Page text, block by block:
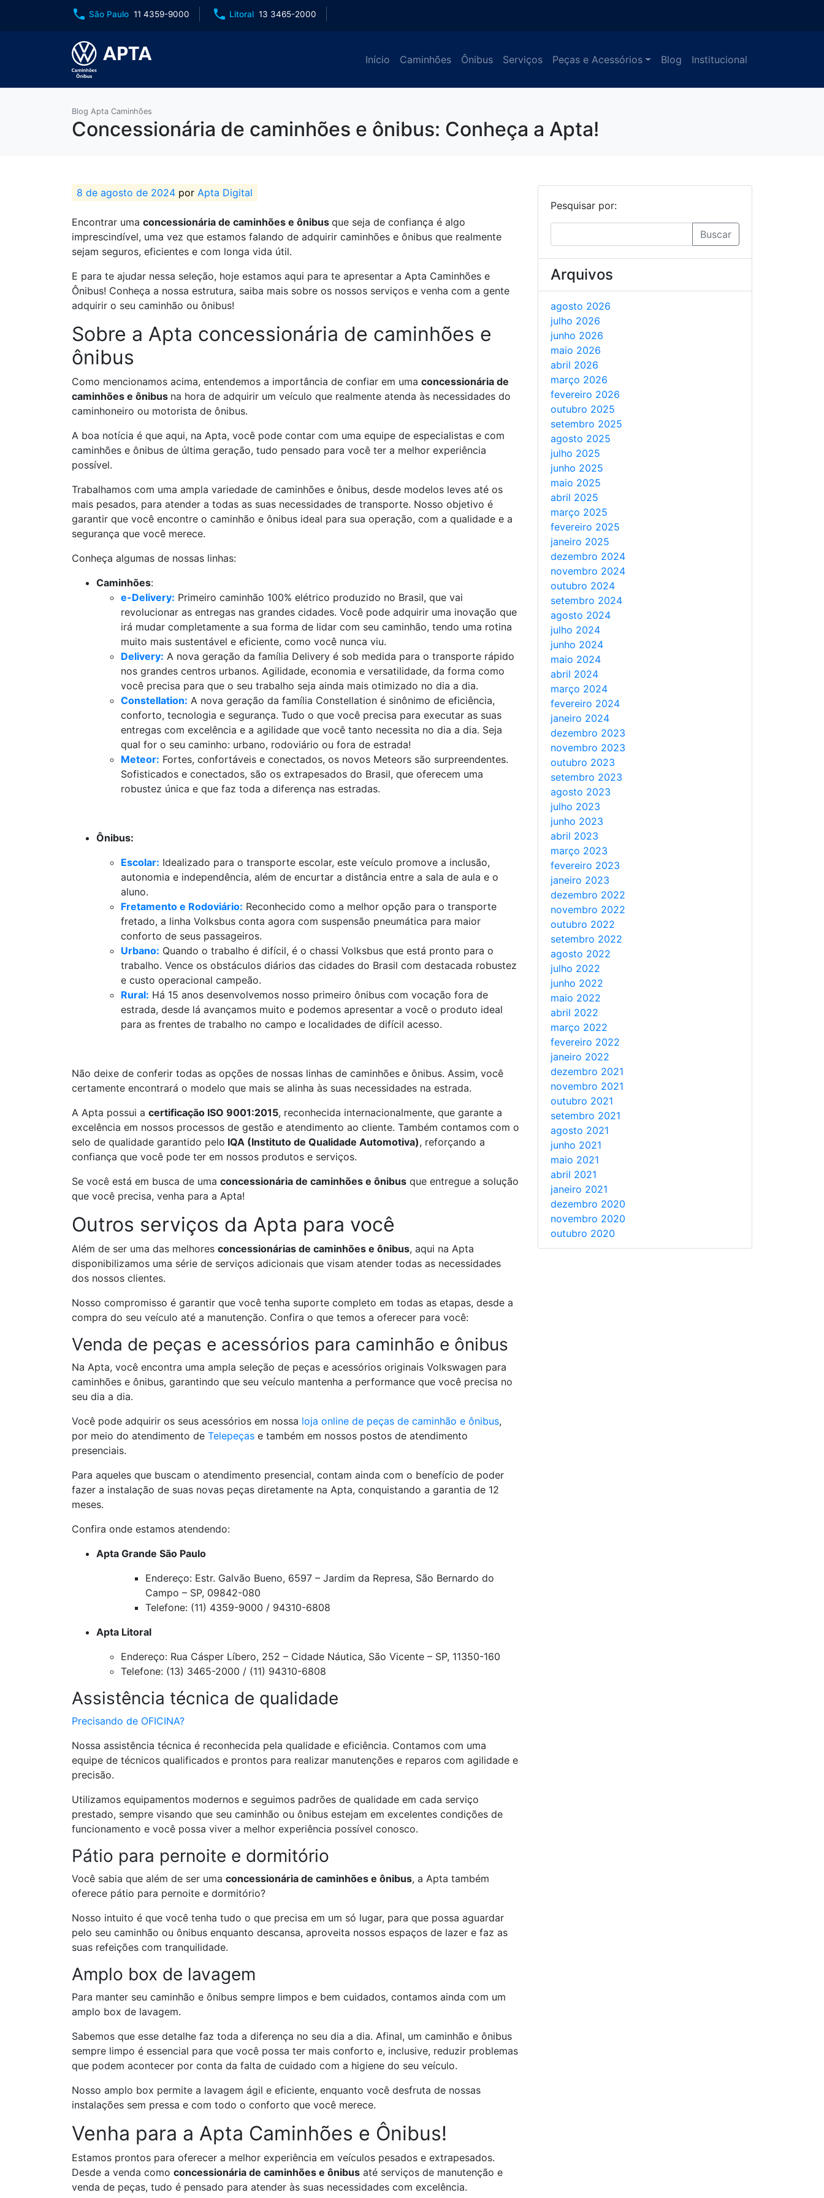
phone São Paulo 11 4359-9000 phone Litoral 13 3465-2000
Início Caminhões Ônibus Serviços Peças e Acessórios Blog Institucional
Blog Apta Caminhões
Concessionária de caminhões e ônibus: Conheça a Apta!
8 de agosto de 2024 por Apta Digital
Encontrar uma concessionária de caminhões e ônibus que seja de confiança é algo
imprescindível, uma vez que estamos falando de adquirir caminhões e ônibus que realmente
sejam seguros, eficientes e com longa vida útil.
E para te ajudar nessa seleção, hoje estamos aqui para te apresentar a Apta Caminhões e
Ônibus! Conheça a nossa estrutura, saiba mais sobre os nossos serviços e venha com a gente
adquirir o seu caminhão ou ônibus!
Sobre a Apta concessionária de caminhões e
ônibus
Como mencionamos acima, entendemos a importância de confiar em uma concessionária de
caminhões e ônibus na hora de adquirir um veículo que realmente atenda às necessidades do
caminhoneiro ou motorista de ônibus.
A boa notícia é que aqui, na Apta, você pode contar com uma equipe de especialistas e com
caminhões e ônibus de última geração, tudo pensado para você ter a melhor experiência
possível.
Trabalhamos com uma ampla variedade de caminhões e ônibus, desde modelos leves até os
mais pesados, para atender a todas as suas necessidades de transporte. Nosso objetivo é
garantir que você encontre o caminhão e ônibus ideal para sua operação, com a qualidade e a
segurança que você merece.
Conheça algumas de nossas linhas:
Caminhões:
e-Delivery: Primeiro caminhão 100% elétrico produzido no Brasil, que vai
revolucionar as entregas nas grandes cidades. Você pode adquirir uma inovação que
irá mudar completamente a sua forma de lidar com seu caminhão, tendo uma rotina
muito mais sustentável e eficiente, como você nunca viu.
Delivery: A nova geração da família Delivery é sob medida para o transporte rápido
nos grandes centros urbanos. Agilidade, economia e versatilidade, da forma como
você precisa para que o seu trabalho seja ainda mais otimizado no dia a dia.
Constellation: A nova geração da família Constellation é sinônimo de eficiência,
conforto, tecnologia e segurança. Tudo o que você precisa para executar as suas
entregas com excelência e a agilidade que você tanto necessita no dia a dia. Seja
qual for o seu caminho: urbano, rodoviário ou fora de estrada!
Meteor: Fortes, confortáveis e conectados, os novos Meteors são surpreendentes.
Sofisticados e conectados, são os extrapesados do Brasil, que oferecem uma
robustez única e que faz toda a diferença nas estradas.
Ônibus:
Escolar: Idealizado para o transporte escolar, este veículo promove a inclusão,
autonomia e independência, além de encurtar a distância entre a sala de aula e o
aluno.
Fretamento e Rodoviário: Reconhecido como a melhor opção para o transporte
fretado, a linha Volksbus conta agora com suspensão pneumática para maior
conforto de seus passageiros.
Urbano: Quando o trabalho é difícil, é o chassi Volksbus que está pronto para o
trabalho. Vence os obstáculos diários das cidades do Brasil com destacada robustez
e custo operacional campeão.
Rural: Há 15 anos desenvolvemos nosso primeiro ônibus com vocação fora de
estrada, desde lá avançamos muito e podemos apresentar a você o produto ideal
para as frentes de trabalho no campo e localidades de difícil acesso.
Não deixe de conferir todas as opções de nossas linhas de caminhões e ônibus. Assim, você
certamente encontrará o modelo que mais se alinha às suas necessidades na estrada.
A Apta possui a certificação ISO 9001:2015, reconhecida internacionalmente, que garante a
excelência em nossos processos de gestão e atendimento ao cliente. Também contamos com o
selo de qualidade garantido pelo IQA (Instituto de Qualidade Automotiva), reforçando a
confiança que você pode ter em nossos produtos e serviços.
Se você está em busca de uma concessionária de caminhões e ônibus que entregue a solução
que você precisa, venha para a Apta!
Outros serviços da Apta para você
Além de ser uma das melhores concessionárias de caminhões e ônibus, aqui na Apta
disponibilizamos uma série de serviços adicionais que visam atender todas as necessidades
dos nossos clientes.
Nosso compromisso é garantir que você tenha suporte completo em todas as etapas, desde a
compra do seu veículo até a manutenção. Confira o que temos a oferecer para você:
Venda de peças e acessórios para caminhão e ônibus
Na Apta, você encontra uma ampla seleção de peças e acessórios originais Volkswagen para
caminhões e ônibus, garantindo que seu veículo mantenha a performance que você precisa no
seu dia a dia.
Você pode adquirir os seus acessórios em nossa loja online de peças de caminhão e ônibus,
por meio do atendimento de Telepeças e também em nossos postos de atendimento
presenciais.
Para aqueles que buscam o atendimento presencial, contam ainda com o benefício de poder
fazer a instalação de suas novas peças diretamente na Apta, conquistando a garantia de 12
meses.
Confira onde estamos atendendo:
Apta Grande São Paulo
Endereço: Estr. Galvão Bueno, 6597 – Jardim da Represa, São Bernardo do
Campo – SP, 09842-080
Telefone: (11) 4359-9000 / 94310-6808
Apta Litoral
Endereço: Rua Cásper Líbero, 252 – Cidade Náutica, São Vicente – SP, 11350-160
Telefone: (13) 3465-2000 / (11) 94310-6808
Assistência técnica de qualidade
Precisando de OFICINA?
Nossa assistência técnica é reconhecida pela qualidade e eficiência. Contamos com uma
equipe de técnicos qualificados e prontos para realizar manutenções e reparos com agilidade e
precisão.
Utilizamos equipamentos modernos e seguimos padrões de qualidade em cada serviço
prestado, sempre visando que seu caminhão ou ônibus estejam em excelentes condições de
funcionamento e você possa viver a melhor experiência possível conosco.
Pátio para pernoite e dormitório
Você sabia que além de ser uma concessionária de caminhões e ônibus, a Apta também
oferece pátio para pernoite e dormitório?
Nosso intuito é que você tenha tudo o que precisa em um só lugar, para que possa aguardar
pelo seu caminhão ou ônibus enquanto descansa, aproveita nossos espaços de lazer e faz as
suas refeições com tranquilidade.
Amplo box de lavagem
Para manter seu caminhão e ônibus sempre limpos e bem cuidados, contamos ainda com um
amplo box de lavagem.
Sabemos que esse detalhe faz toda a diferença no seu dia a dia. Afinal, um caminhão e ônibus
sempre limpo é essencial para que você possa ter mais conforto e, inclusive, reduzir problemas
que podem acontecer por conta da falta de cuidado com a higiene do seu veículo.
Nosso amplo box permite a lavagem ágil e eficiente, enquanto você desfruta de nossas
instalações sem pressa e com todo o conforto que você merece.
Venha para a Apta Caminhões e Ônibus!
Estamos prontos para oferecer a melhor experiência em veículos pesados e extrapesados.
Desde a venda como concessionária de caminhões e ônibus até serviços de manutenção e
venda de peças, tudo é pensado para atender às suas necessidades com excelência.
Pesquisar por:
Buscar
Arquivos
agosto 2026
julho 2026
junho 2026
maio 2026
abril 2026
março 2026
fevereiro 2026
outubro 2025
setembro 2025
agosto 2025
julho 2025
junho 2025
maio 2025
abril 2025
março 2025
fevereiro 2025
janeiro 2025
dezembro 2024
novembro 2024
outubro 2024
setembro 2024
agosto 2024
julho 2024
junho 2024
maio 2024
abril 2024
março 2024
fevereiro 2024
janeiro 2024
dezembro 2023
novembro 2023
outubro 2023
setembro 2023
agosto 2023
julho 2023
junho 2023
abril 2023
março 2023
fevereiro 2023
janeiro 2023
dezembro 2022
novembro 2022
outubro 2022
setembro 2022
agosto 2022
julho 2022
junho 2022
maio 2022
abril 2022
março 2022
fevereiro 2022
janeiro 2022
dezembro 2021
novembro 2021
outubro 2021
setembro 2021
agosto 2021
junho 2021
maio 2021
abril 2021
janeiro 2021
dezembro 2020
novembro 2020
outubro 2020